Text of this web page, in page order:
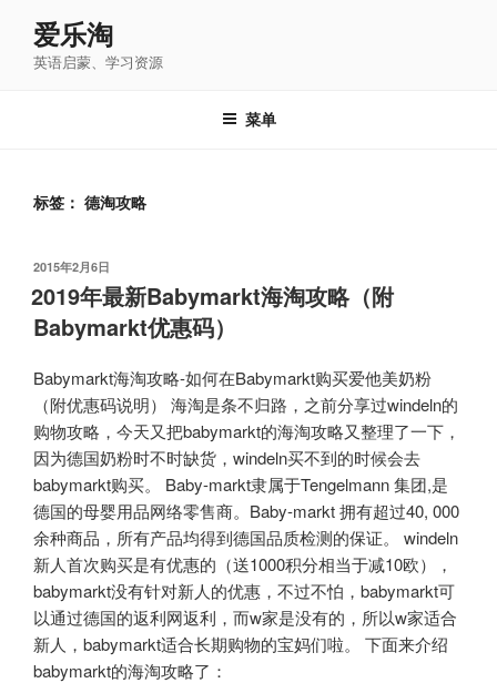
爱乐淘
英语启蒙、学习资源
菜单
标签： 德淘攻略
发
布
于
2015年2月6日
2019年最新Babymarkt海淘攻略（附
Babymarkt优惠码）
Babymarkt海淘攻略-如何在Babymarkt购买爱他美奶粉
（附优惠码说明） 海淘是条不归路，之前分享过windeln的
购物攻略，今天又把babymarkt的海淘攻略又整理了一下，
因为德国奶粉时不时缺货，windeln买不到的时候会去
babymarkt购买。 Baby-markt隶属于Tengelmann 集团,是
德国的母婴用品网络零售商。Baby-markt 拥有超过40, 000
余种商品，所有产品均得到德国品质检测的保证。 windeln
新人首次购买是有优惠的（送1000积分相当于减10欧），
babymarkt没有针对新人的优惠，不过不怕，babymarkt可
以通过德国的返利网返利，而w家是没有的，所以w家适合
新人，babymarkt适合长期购物的宝妈们啦。 下面来介绍
babymarkt的海淘攻略了：